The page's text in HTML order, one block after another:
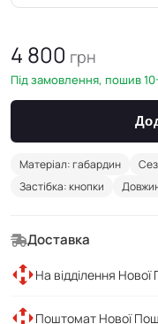
4 800 грн
Під замовлення, пошив
Матеріал: габардин
Застібка: кнопки
Доставка
На відділення
Поштомат Нової